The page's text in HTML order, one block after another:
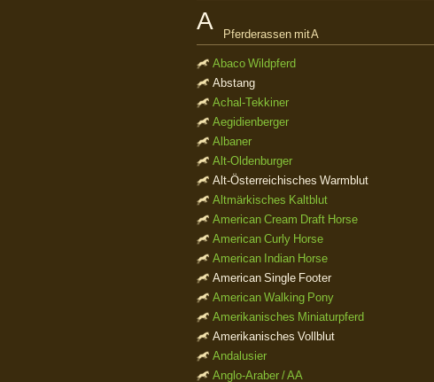
A Pferderassen mit A
Abaco Wildpferd
Abstang
Achal-Tekkiner
Aegidienberger
Albaner
Alt-Oldenburger
Alt-Österreichisches Warmblut
Altmärkisches Kaltblut
American Cream Draft Horse
American Curly Horse
American Indian Horse
American Single Footer
American Walking Pony
Amerikanisches Miniaturpferd
Amerikanisches Vollblut
Andalusier
Anglo-Araber / AA